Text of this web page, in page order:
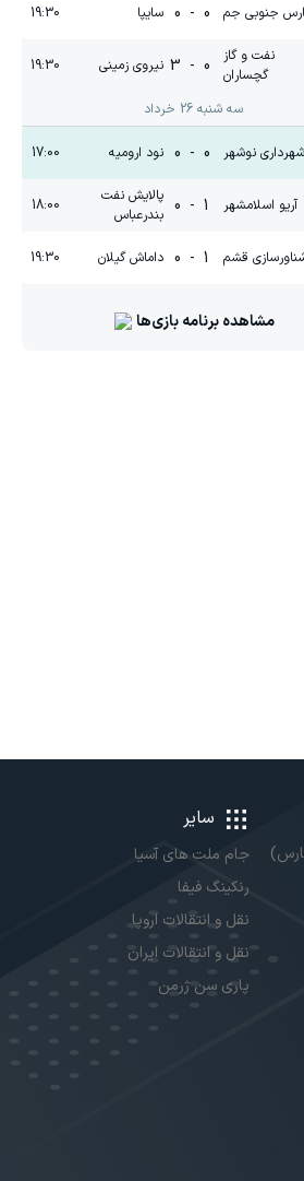
جنوبی جم 0
-
0 سایپا 19:30
نفت و گاز
گچساران
0
-
3 نیروی زمینی 19:30
سه شنبه 26 خرداد
شهرداری نوشهر 0
-
0 نود ارومیه 17:00
آریو اسلامشهر 1
-
0 پالایش نفت
بندرعباس
18:00
قشم 1
-
0 داماش گیلان 19:30
مشاهده برنامه بازی‌ها
سایر
جام ملت های آسیا
رنکینگ فیفا
نقل و انتقالات اروپا
نقل و انتقالات ایران
پاری سن ژرمن